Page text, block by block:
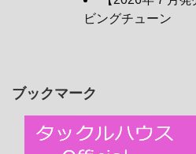
ビングチューン
ブックマーク